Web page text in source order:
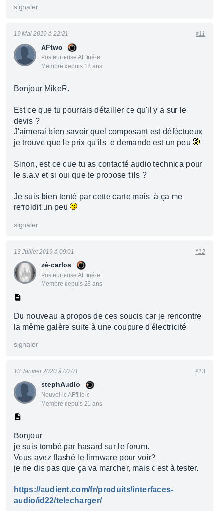
signaler
AFtwo
Posteur·euse AFfiné·e
Membre depuis 18 ans
19 Mai 2019 à 22:21 #11
Bonjour MikeR.
Est ce que tu pourrais détailler ce qu'il y a sur le
devis ?
J'aimerai bien savoir quel composant est déféctueux
je trouve que le prix qu'ils te demande est un peu
Sinon, est ce que tu as contacté audio technica pour
le s.a.v et si oui que te propose t'ils ?
Je suis bien tenté par cette carte mais là ça me
refroidit un peu
signaler
zé-carlos
Posteur·euse AFfiné·e
Membre depuis 23 ans
13 Juillet 2019 à 09:01 #12
Du nouveau a propos de ces soucis car je rencontre
la même galère suite à une coupure d'électricité
signaler
stephAudio
Nouvel·le AFfilié·e
Membre depuis 21 ans
13 Janvier 2020 à 00:01 #13
Bonjour
je suis tombé par hasard sur le forum.
Vous avez flashé le firmware pour voir?
je ne dis pas que ça va marcher, mais c'est à tester.
https://audient.com/fr/produits/interfaces-
audio/id22/telecharger/